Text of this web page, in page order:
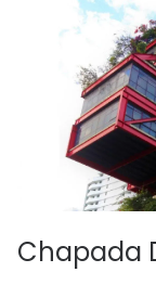
Chapada